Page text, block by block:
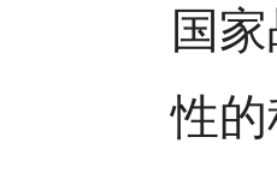
国
性